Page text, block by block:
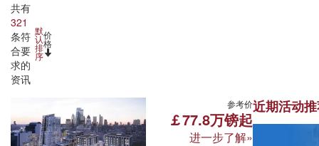
共有
321
条符
合要
求的
资讯
默
认
排
序
价
格
伦敦·伦敦港 London Dock
Wapping, London, E1W 2AA
参考价
￡77.8万镑起
进一步了解»
近期活动